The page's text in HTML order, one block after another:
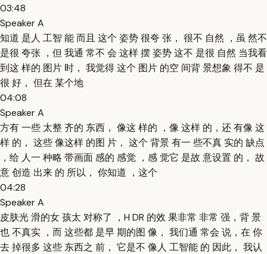
03:48
Speaker A
知道 是人 工智 能 而且 这个 姿势 很夸 张， 很不 自然 ，虽 然不
是很 夸张 ，但 我通 常不 会 这样 摆 姿势 这不 是很 自然 当我看
到这 样的 图片 时， 我觉得 这个 图片 的空 间背 景想象 得不 是
很 好， 但在 某个地
04:08
Speaker A
方有 一些 太整 齐的 东西， 像这 样的 ，像 这样 的，还 有像 这
样 的， 这些 像这样 的图 片， 这个 背景 有一 些不真 实的 缺点
，给 人一 种略 带画面 感的 感觉 ，感 觉它 是故 意设置 的， 故
意 创造 出来 的 所以， 你知道 ，这个
04:28
Speaker A
皮肤光 滑的女 孩太 对称了 ，H DR 的效 果非常 非常 强，背 景
也 不真实 ，而 这些都 是早 期的图 像， 我们通 常会 说，在 你
去 掉很多 这些 东西之 前， 它是不 像人 工智能 的 因此， 我认